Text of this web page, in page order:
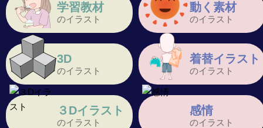
学習教材
のイラスト
動く素材
のイラスト
3D
のイラスト
着替イラスト
のイラスト
３Dイラスト
のイラスト
感情
のイラスト